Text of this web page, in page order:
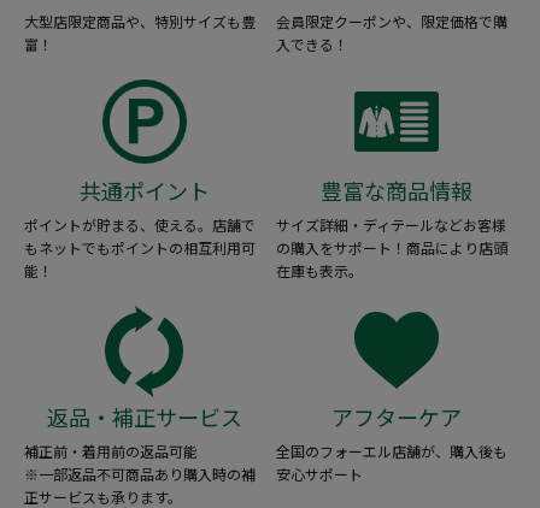
大型店限定商品や、特別サイズも豊
富！
会員限定クーポンや、限定価格で購
入できる！
共通ポイント
ポイントが貯まる、使える。店舗で
もネットでもポイントの相互利用可
能！
豊富な商品情報
サイズ詳細・ディテールなどお客様
の購入をサポート！商品により店頭
在庫も表示。
返品・補正サービス
補正前・着用前の返品可能
※一部返品不可商品あり購入時の補
正サービスも承ります。
アフターケア
全国のフォーエル店舗が、購入後も
安心サポート